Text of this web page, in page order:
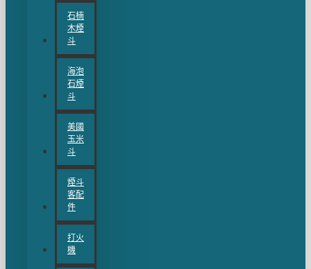
石楠
木煙
斗
海泡
石煙
斗
美國
玉米
斗
煙斗
客配
件
打火
機